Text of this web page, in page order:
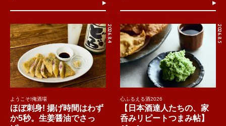
2026.8.4
ようこそ!俺酒場
ほぼ刺身! 揚げ時間はわず
か5秒。生姜醤油でさっ
2026.8.5
心ふるえる酒2026
【日本酒達人たちの、家
呑みリピートつまみ帖】